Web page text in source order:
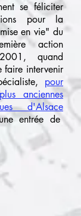
se féliciter
pour la
en vie" du
action
quand
faire intervenir
pour
anciennes
d'Alsace
entrée de